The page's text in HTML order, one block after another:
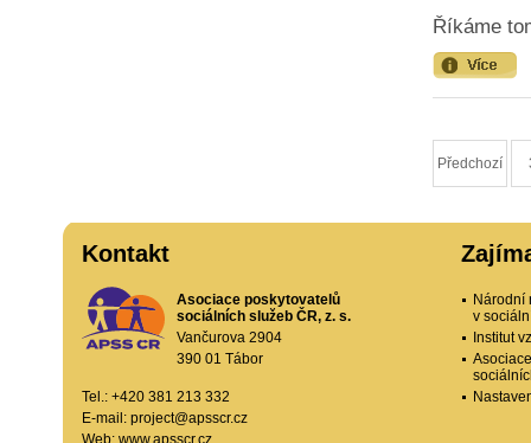
Říkáme
Předchozí
Kontakt
Asociace poskytovatelů
sociálních služeb ČR, z. s.
Vančurova 2904
390 01 Tábor
Tel.: +420 381 213 332
E-mail: project@apsscr.cz
Web: www.apsscr.cz
Národní
v
Institut